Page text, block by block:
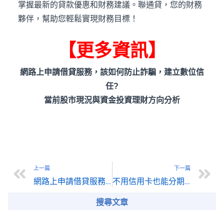
掌握最新的貸款優惠和財務建議。聯通貸，您的財務
夥伴，幫助您輕鬆實現財務目標！
【更多資訊】
網路上申請借貸服務，該如何防止詐騙，建立數位信
任?
當前股市現況與資金投資理財方向分析
上一篇
網路上申請借貸服務，該如何防止詐騙，建立數位信任?
下一篇
不用信用卡也能分期？商品貸款免煩惱申辦指南
搜尋文章